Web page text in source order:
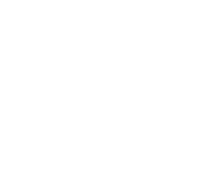
Por su parte, Sara
cabello teñido, así
el pelo saludable.
donde muchas
aconseja acudir